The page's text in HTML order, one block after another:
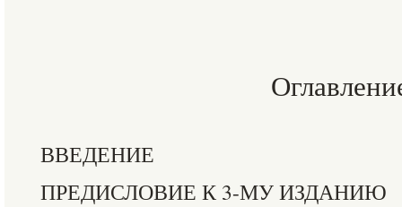
ВВЕДЕНИЕ
ПРЕДИСЛОВИЕ К 3-МУ ИЗДАНИЮ